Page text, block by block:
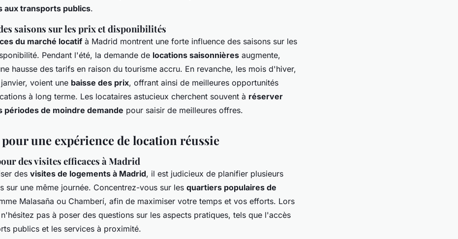
aux transports publics.
saisons sur les prix et disponibilités
du marché locatifà Madrid montrent une forte influence des saisons sur les
Pendant l'été, la demande de locations saisonnières augmente,
hausse des tarifs en raison du tourisme accru. En revanche, les mois d'hiver,
voient une baisse des prix, offrant ainsi de meilleures opportunités
à long terme. Les locataires astucieux cherchent souvent à réserver
périodes de moindre demande pour saisir de meilleures offres.
pour une expérience de location réussie
des visites efficaces à Madrid
des visites de logements à Madrid, il est judicieux de planifier plusieurs
sur une même journée. Concentrez-vous sur les quartiers populaires de
Malasaña ou Chamberí, afin de maximiser votre temps et vos efforts. Lors
pas à poser des questions sur les aspects pratiques, tels que l'accès
publics et les services à proximité.